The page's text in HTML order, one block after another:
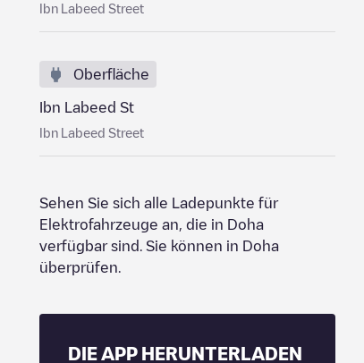
Ibn Labeed Street
Oberfläche
Ibn Labeed St
Ibn Labeed Street
Sehen Sie sich alle Ladepunkte für
Elektrofahrzeuge an, die in Doha
verfügbar sind. Sie können in Doha
überprüfen.
DIE APP HERUNTERLADEN